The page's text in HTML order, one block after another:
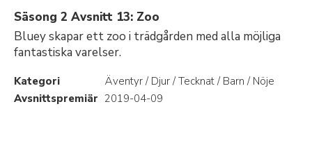
Säsong 2 Avsnitt 13: Zoo
Bluey skapar ett zoo i trädgården med alla möjliga
fantastiska varelser.
Kategori
Äventyr / Djur / Tecknat / Barn / Nöje
Avsnittspremiär 2019-04-09